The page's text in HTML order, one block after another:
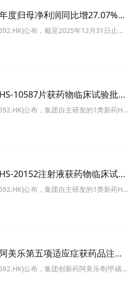
度归母净利润同比增27.07%至
公布，截至2025年12月31日止年
增长27.07%；每股基本盈利0.93元。拟
与合作产品销售收入约123.54亿元，同
分属超过40个候选创新药。
10587片获药物临床试验批准
公布，集团自主研发的1类新药HS-
失的晚期实体瘤的临床试验。
20152注射液获药物临床试验
公布，集团自主研发的1类新药HS-
性睡眠性血红蛋白尿症的临床试验。
美乐第五项适应症获药品注册
公布，集团创新药阿美乐®(甲磺酸
美曲塞和铂类化疗药物适用于具有表皮